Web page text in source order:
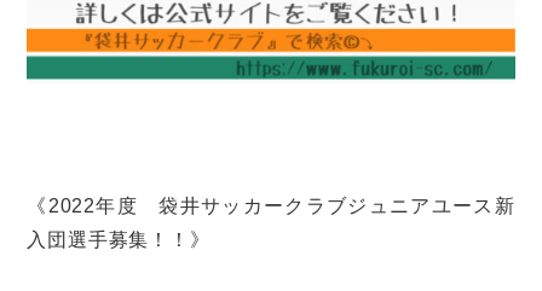
《2022年度 袋井サッカークラブジュニアユース新
入団選手募集！！》